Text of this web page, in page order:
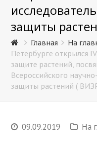
защиты
Главная На
Петербурге открылся
защите растений,
Всероссийского
защиты растений (
09.09.2019 На